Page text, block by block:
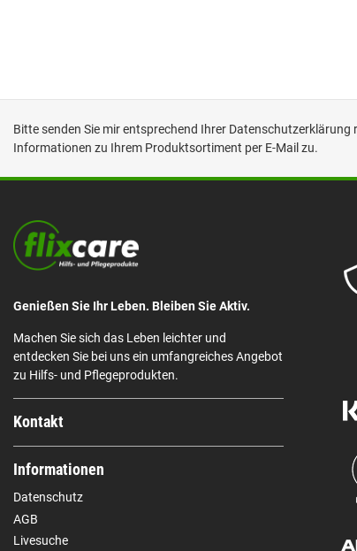
Bitte senden Sie mir entsprechend Ihrer Datenschutzerklärung
Informationen zu Ihrem Produktsortiment per E-Mail zu.
Genießen Sie Ihr Leben. Bleiben Sie Aktiv.
Machen Sie sich das Leben leichter und
entdecken Sie bei uns ein umfangreiches Angebot
zu Hilfs- und Pflegeprodukten.
Kontakt
Informationen
Datenschutz
AGB
Livesuche